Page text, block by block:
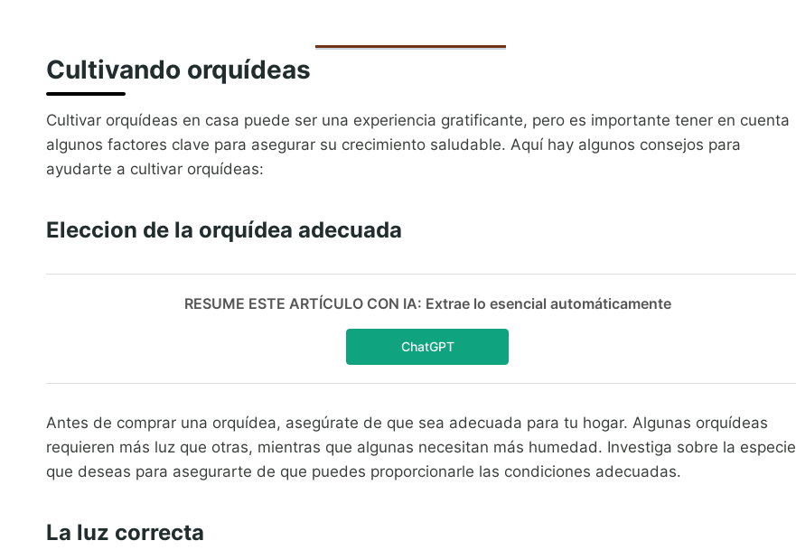
Cultivando orquídeas
Cultivar orquídeas en casa puede ser una experiencia gratificante, pero es importante tener en cuenta
algunos factores clave para asegurar su crecimiento saludable. Aquí hay algunos consejos para
ayudarte a cultivar orquídeas:
Eleccion de la orquídea adecuada
RESUME ESTE ARTÍCULO CON IA: Extrae lo esencial automáticamente
ChatGPT
Antes de comprar una orquídea, asegúrate de que sea adecuada para tu hogar. Algunas orquídeas
requieren más luz que otras, mientras que algunas necesitan más humedad. Investiga sobre la especie
que deseas para asegurarte de que puedes proporcionarle las condiciones adecuadas.
La luz correcta